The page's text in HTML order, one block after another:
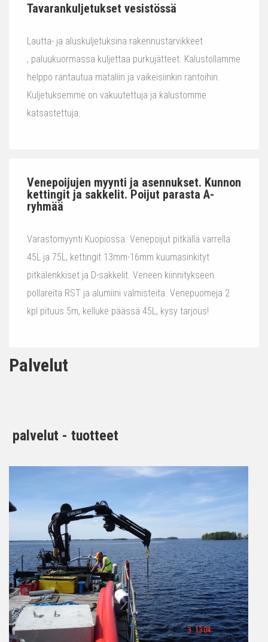
Tavarankuljetukset vesistössä
Lautta- ja aluskuljetuksina rakennustarvikkeet
, paluukuormassa kuljettaa purkujätteet. Kalustollamme
helppo rantautua mataliin ja vaikeisiinkin rantoihin.
Kuljetuksemme on vakuutettuja ja kalustomme
katsastettuja.
Venepoijujen myynti ja asennukset. Kunnon
kettingit ja sakkelit. Poijut parasta A-
ryhmää
Varastomyynti Kuopiossa. Venepoijut pitkällä varrella
45L ja 75L, kettingit 13mm-16mm kuumasinkityt
pitkälenkkiset ja D-sakkelit. Veneen kiinnitykseen
pollareita RST ja alumiini valmisteita. Venepuomeja 2
kpl pituus 5m, kelluke päässä 45L, kysy tarjous!
Palvelut
palvelut - tuotteet